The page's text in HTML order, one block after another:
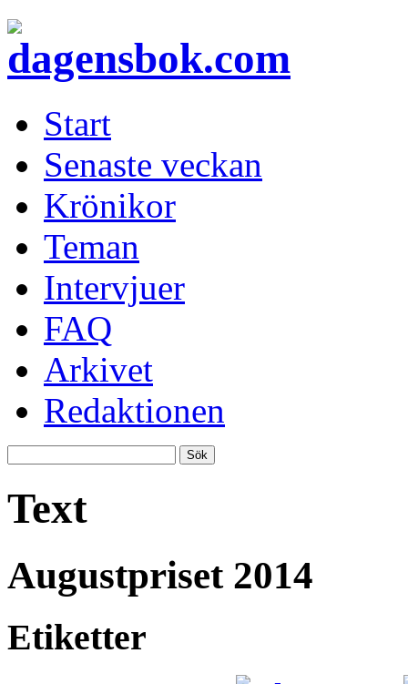
Start
Senaste veckan
Krönikor
Teman
Intervjuer
FAQ
Arkivet
Redaktionen
Text
Augustpriset 2014
Etiketter